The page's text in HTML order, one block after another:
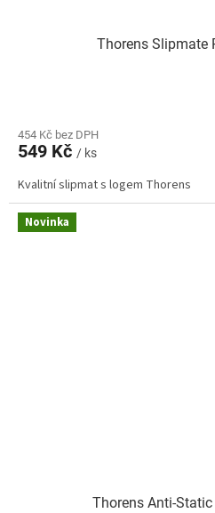
Thorens Slipmate
454 Kč bez DPH
549 Kč / ks
Kvalitní slipmat s logem Thorens
Novinka
Thorens Anti-